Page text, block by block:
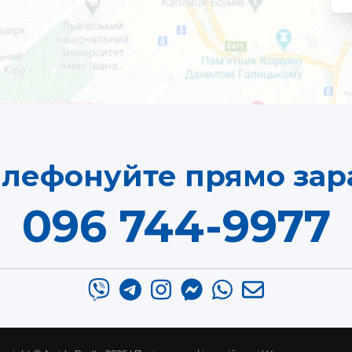
прямо
096 744-9977